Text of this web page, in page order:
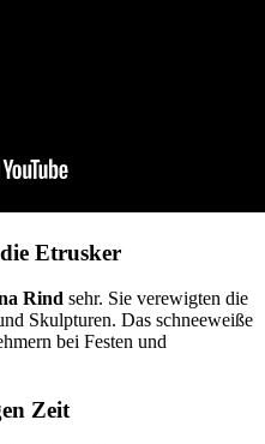
Etrusker
Rind sehr. Sie verewigten die
Skulpturen. Das schneeweiße
bei Festen und
Zeit